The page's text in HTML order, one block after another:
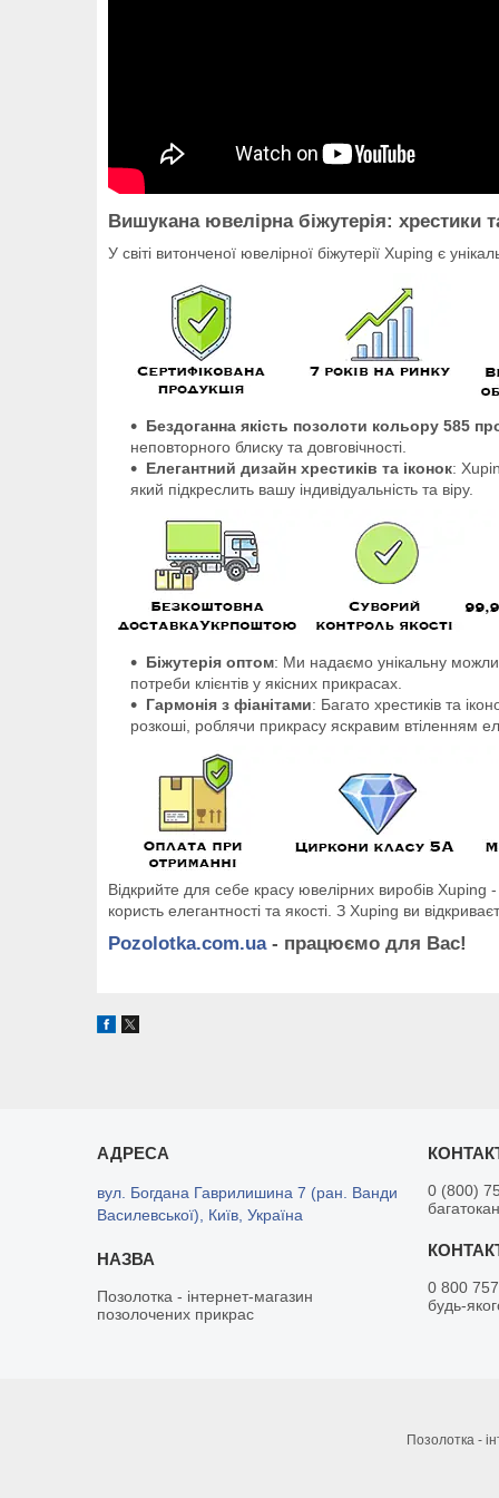
Вишукана ювелірна біжутерія: хрестики
У світі витонченої ювелірної біжутерії Xuping є
Бездоганна якість позолоти кольору 585
неповторного блиску та довговічності.
Елегантний дизайн хрестиків та іконок:
який підкреслить вашу індивідуальність та віру.
Біжутерія оптом: Ми надаємо унікальну
потреби клієнтів у якісних прикрасах.
Гармонія з фіанітами: Багато хрестиків та
розкоші, роблячи прикрасу яскравим втіленням
Відкрийте для себе красу ювелірних виробів
користь елегантності та якості. З Xuping ви
Pozolotka.com.ua - працюємо для Вас!
вул. Богдана Гаврилишина 7 (ран. Ванди
Василевської), Київ, Україна
Позолотка - інтернет-магазин
позолочених прикрас
0 (800)
0 800 757
будь-